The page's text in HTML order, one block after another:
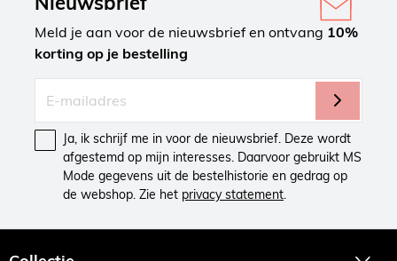
Meld je aan voor de nieuwsbrief en ontvang 10%
korting op je bestelling
Ja, ik schrijf me in voor de nieuwsbrief. Deze wordt
afgestemd op mijn interesses. Daarvoor gebruikt MS
Mode gegevens uit de bestelhistorie en gedrag op
de webshop. Zie het privacy statement.